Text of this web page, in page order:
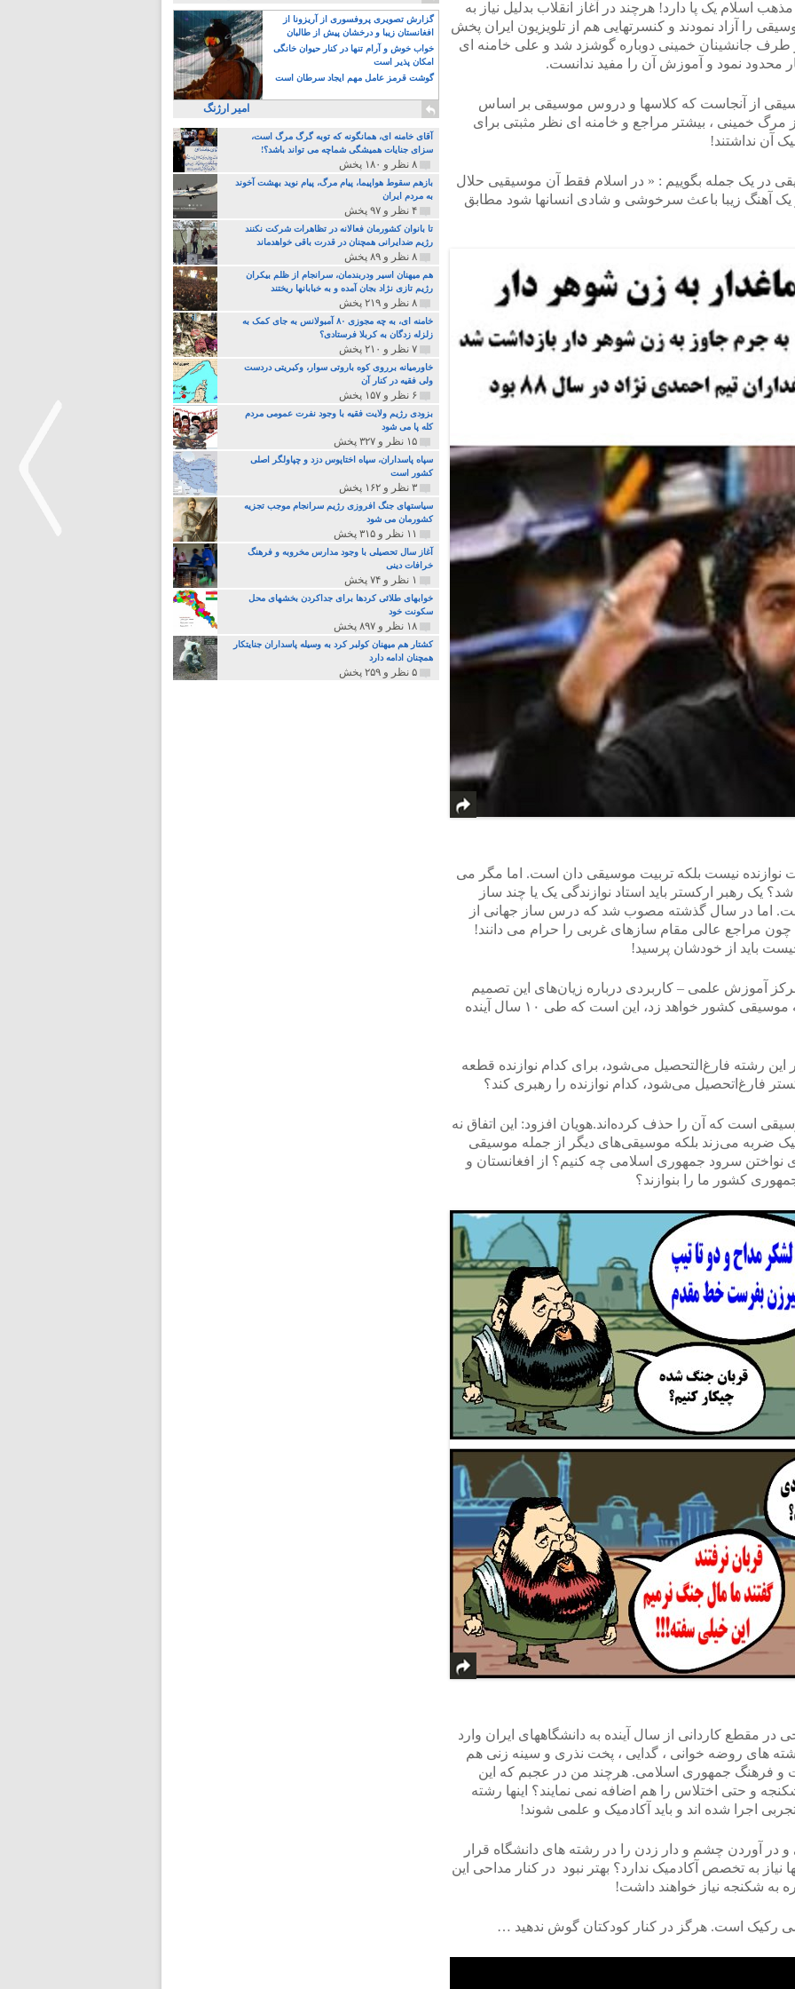
اسلام یک پا دارد! هرچند در آغاز انقلاب بدلیل نیاز به
را آزاد نمودند و کنسرتهایی هم از تلویزیون ایران پخش
جانشینان خمینی دوباره گوشزد شد و علی خامنه ای
محدود نمود و آموزش آن را مفید ندانست.
از آنجاست که کلاسها و دروس موسیقی بر اساس
خمینی ، بیشتر مراجع و خامنه ای نظر مثبتی برای
آن نداشتند!
در یک جمله بگوییم : « در اسلام فقط آن موسیقیی حلال
آهنگ زیبا باعث سرخوشی و شادی انسانها شود مطابق
نوازنده نیست بلکه تربیت موسیقی دان است. اما مگر می
یک رهبر ارکستر باید استاد نوازندگی یک یا چند ساز
اما در سال گذشته مصوب شد که درس ساز جهانی از
مراجع عالی مقام سازهای غربی را حرام می دانند!
باید از خودشان پرسید!
آموزش علمی – کاربردی درباره زیان‌های این تصمیم
: بزرگترین ضربه‌ای که این اقدام به موسیقی کشور خواهد زد، این است که طی ۱۰ سال آینده
این رشته فارغ‌التحصیل می‌شود، برای کدام نوازنده قطعه
فارغ‌اتحصیل می‌شود، کدام نوازنده را رهبری کند؟
است که آن را حذف کرده‌اند.هویان افزود: این اتفاق نه
ضربه می‌زند بلکه موسیقی‌های دیگر از جمله موسیقی
نواختن سرود جمهوری اسلامی چه‌ کنیم؟ از افغانستان و
کشور ما را بنوازند؟
مقطع کاردانی از سال آینده به دانشگاههای ایران وارد
های روضه خوانی ، گدایی ، پخت نذری و سینه زنی هم
و فرهنگ جمهوری اسلامی. هرچند من در عجبم که این
و حتی اختلاس را هم اضافه نمی نمایند؟ اینها رشته
آوردن چشم و دار زدن را در رشته های دانشگاه قرار
نیاز به تخصص آکادمیک ندارد؟ بهتر نبود در کنار مداحی این
به شکنجه نیاز خواهند داشت!
رکیک است. هرگز در کنار کودکتان گوش ندهید …
گزارش تصویری پروفسوری از آریزونا از
افغانستان زیبا و درخشان پیش از طالبان
خواب خوش و آرام تنها در کنار حیوان خانگی
امکان پذیر است
گوشت قرمز عامل مهم ایجاد سرطان است
امیر ارژنگ
آقای خامنه ای، همانگونه که توبه گرگ مرگ است،
سزای جنایات همیشگی شماچه می تواند باشد؟!
۸ نظر و ۱۸۰ پخش
بازهم سقوط هواپیما، پیام مرگ، پیام نوید بهشت آخوند
به مردم ایران
۴ نظر و ۹۷ پخش
تا بانوان کشورمان فعالانه در تظاهرات شرکت نکنند
رژیم ضدایرانی همچنان در قدرت باقی خواهدماند
۸ نظر و ۸۹ پخش
هم میهنان اسیر ودربندمان، سرانجام از ظلم بیکران
رژیم تازی نژاد بجان آمده و به خبابانها ریختند
۸ نظر و ۲۱۹ پخش
خامنه ای، به چه مجوزی ۸۰ آمبولانس به جای کمک به
زلزله زدگان به کربلا فرستادی؟
۷ نظر و ۲۱۰ پخش
خاورمیانه برروی کوه باروتی سوار، وکبریتی دردست
ولی فقیه در کنار آن
۶ نظر و ۱۵۷ پخش
بزودی رژیم ولایت فقیه با وجود نفرت عمومی مردم
کله پا می شود
۱۵ نظر و ۳۲۷ پخش
سپاه پاسداران، سپاه اختاپوس دزد و چپاولگر اصلی
کشور است
۳ نظر و ۱۶۲ پخش
سیاستهای جنگ افروزی رژیم سرانجام موجب تجزیه
کشورمان می شود
۱۱ نظر و ۳۱۵ پخش
آغاز سال تحصیلی با وجود مدارس مخروبه و فرهنگ
خرافات دینی
۱ نظر و ۷۴ پخش
خوابهای طلائی کردها برای جداکردن بخشهای محل
سکونت خود
۱۸ نظر و ۸۹۷ پخش
کشتار هم میهنان کولبر کرد به وسیله پاسداران جنایتکار
همچنان ادامه دارد
۵ نظر و ۲۵۹ پخش